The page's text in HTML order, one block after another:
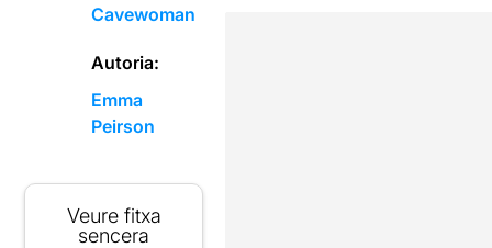
Cavewoman
Autoria:
Emma
Peirson
Veure fitxa
sencera